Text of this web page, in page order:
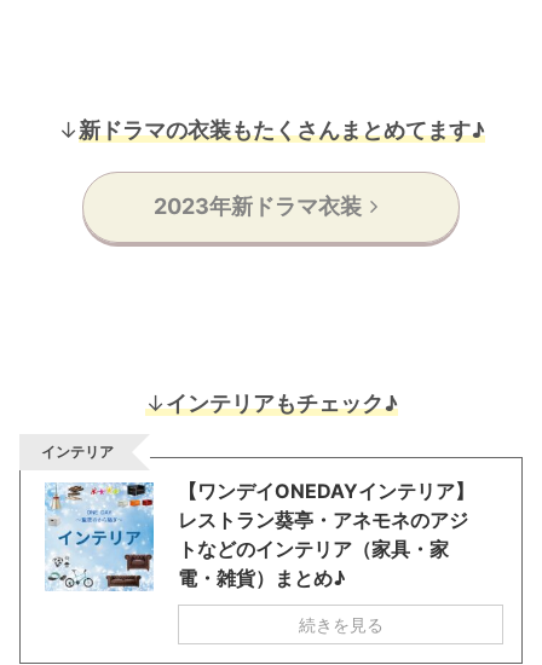
↓新ドラマの衣装もたくさんまとめてます♪
2023年新ドラマ衣装
↓インテリアもチェック♪
インテリア
【ワンデイONEDAYインテリア】
レストラン葵亭・アネモネのアジ
トなどのインテリア（家具・家
電・雑貨）まとめ♪
続きを見る